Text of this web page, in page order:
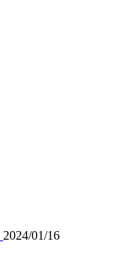
2024/01/16